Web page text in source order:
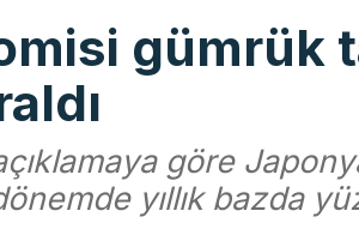
gümrük
göre
yıllık bazda